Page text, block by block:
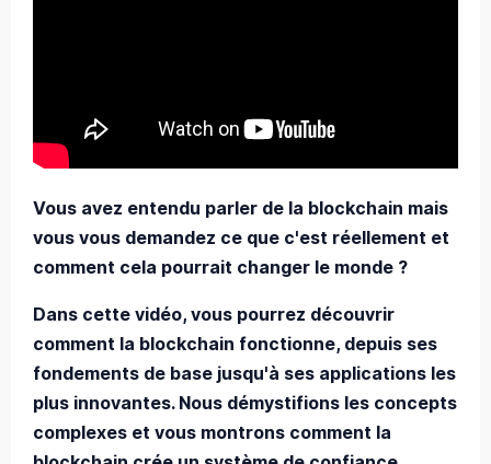
Vous avez entendu parler de la blockchain mais
vous vous demandez ce que c'est réellement et
comment cela pourrait changer le monde ?
Dans cette vidéo, vous pourrez découvrir
comment la blockchain fonctionne, depuis ses
fondements de base jusqu'à ses applications les
plus innovantes. Nous démystifions les concepts
complexes et vous montrons comment la